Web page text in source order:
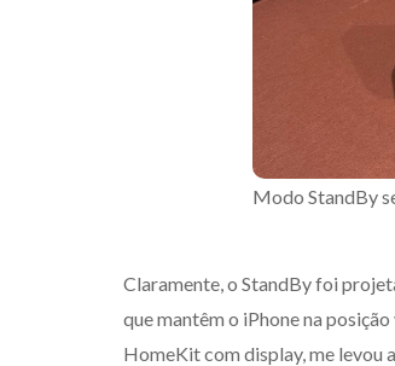
Modo StandBy
Claramente, o StandBy foi
que mantêm o iPhone na
HomeKit com display, me levou